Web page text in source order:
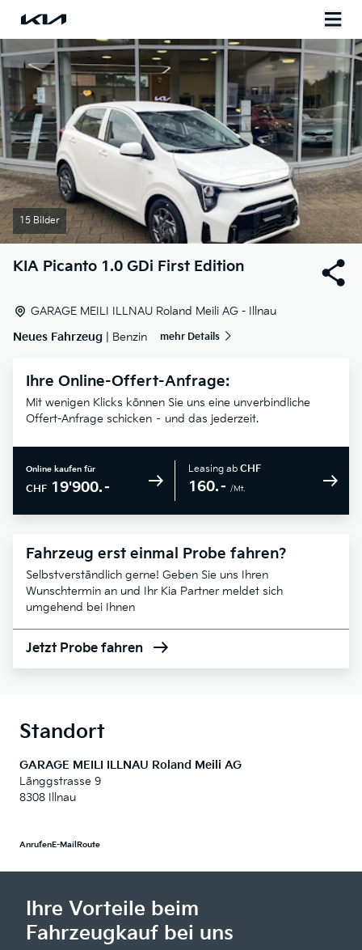
15 Bilder
KIA Picanto 1.0 GDi First Edition
GARAGE MEILI ILLNAU Roland Meili AG - Illnau
Neues Fahrzeug | Benzin mehr Details
Ihre Online-Offert-Anfrage:
Mit wenigen Klicks können Sie uns eine unverbindliche
Offert-Anfrage schicken – und das jederzeit.
Online kaufen für
CHF 19'900.–
Leasing ab CHF
160.– /Mt.
Fahrzeug erst einmal Probe fahren?
Selbstverständlich gerne! Geben Sie uns Ihren
Wunschtermin an und Ihr Kia Partner meldet sich
umgehend bei Ihnen
Jetzt Probe fahren
Standort
GARAGE MEILI ILLNAU Roland Meili AG
Länggstrasse 9
8308 Illnau
AnrufenE-Mail Route
Ihre Vorteile beim
Fahrzeugkauf bei uns